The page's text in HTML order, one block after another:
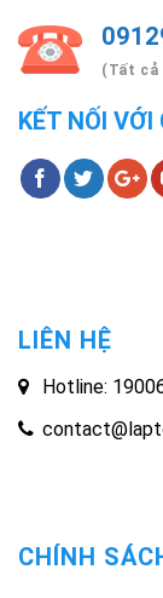
(Tất cả
KẾT NỐI VỚI
LIÊN HỆ
Hotline:
CHÍNH